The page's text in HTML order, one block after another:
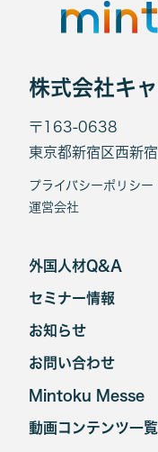
株式会社キ
〒163-0638
東京都新宿区西新
プライバシーポリシー
運営会社
外国人材Q&A
セミナー情報
お知らせ
お問い合わせ
Mintoku Messe
動画コンテンツ一覧